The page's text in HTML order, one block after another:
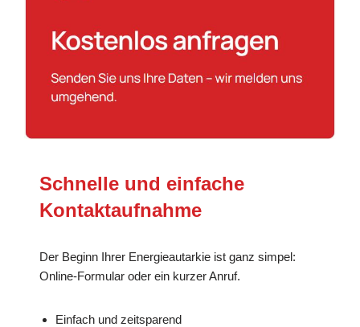
Schnelle und einfache
Kontaktaufnahme
Der Beginn Ihrer Energieautarkie ist ganz simpel:
Online-Formular oder ein kurzer Anruf.
Einfach und zeitsparend